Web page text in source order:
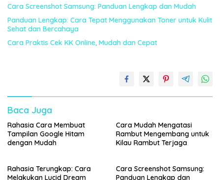
Cara Screenshot Samsung: Panduan Lengkap dan Mudah
Panduan Lengkap: Cara Tepat Menggunakan Toner untuk Kulit
Sehat dan Bercahaya
Cara Praktis Cek KK Online, Mudah dan Cepat
Baca Juga
Rahasia Cara Membuat
Tampilan Google Hitam
dengan Mudah
Cara Mudah Mengatasi
Rambut Mengembang untuk
Kilau Rambut Terjaga
Rahasia Terungkap: Cara
Melakukan Lucid Dream
Cara Screenshot Samsung:
Panduan Lengkap dan